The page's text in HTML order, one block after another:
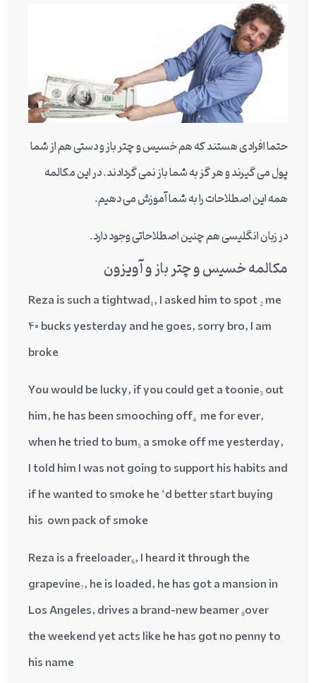
حتما افرادی هستند که هم خسیس و چتر باز و دستی هم از شما
پول می گیرند و هر گز به شما باز نمی گردادند. در این مکالمه
همه این اصطلاحات را به شما آموزش می دهیم.
در زبان انگلیسی هم چنین اصطلاحاتی وجود دارد.
مکالمه خسیس و چتر باز و آویزون
Reza is sucha tightwad₁, I asked himto spot₂me
40 bucks yesterday and he goes, sorry bro, I am
broke
You would be lucky, if you could geta toonie₃out
him, he has beensmooching off₄me for ever,
when he triedto bum₅ asmoke off me yesterday,
I told him I was not going to support his habits and
if he wanted to smoke he ‘d better start buying
his own pack of smoke
Reza is afreeloader₆, Iheard it through the
grapevine₇, he is loaded, he has got a mansion in
Los Angeles, drives a brand-newbeamer₈over
the weekend yet acts like he has got no penny to
his name